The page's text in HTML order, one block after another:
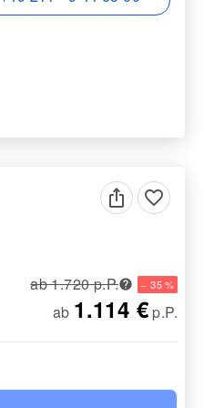
favorite_border
ab 1.720 p.P. − 35 %
ab 1.114 € p.P.